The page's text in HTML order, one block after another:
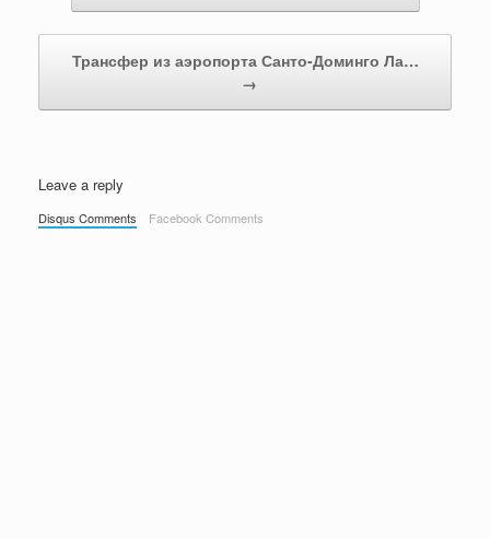
Трансфер из аэропорта Санто-Доминго Ла…
→
Leave a reply
Disqus Comments Facebook Comments